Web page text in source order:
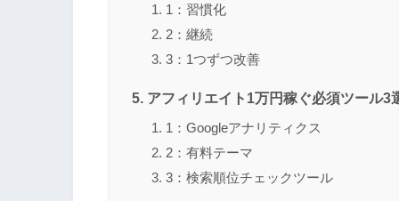
1：習慣化
2：継続
3：1つずつ改善
アフィリエイト1万円稼ぐ必須ツール3
1：Googleアナリティクス
2：有料テーマ
3：検索順位チェックツール